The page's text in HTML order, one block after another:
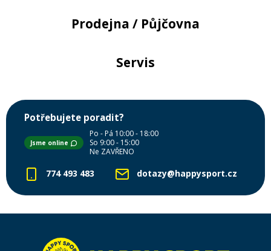
Prodejna / Půjčovna
Servis
Potřebujete poradit?
Jsme online
Po - Pá 10:00 - 18:00
So 9:00 - 15:00
Ne ZAVŘENO
774 493 483 dotazy@happysport.cz